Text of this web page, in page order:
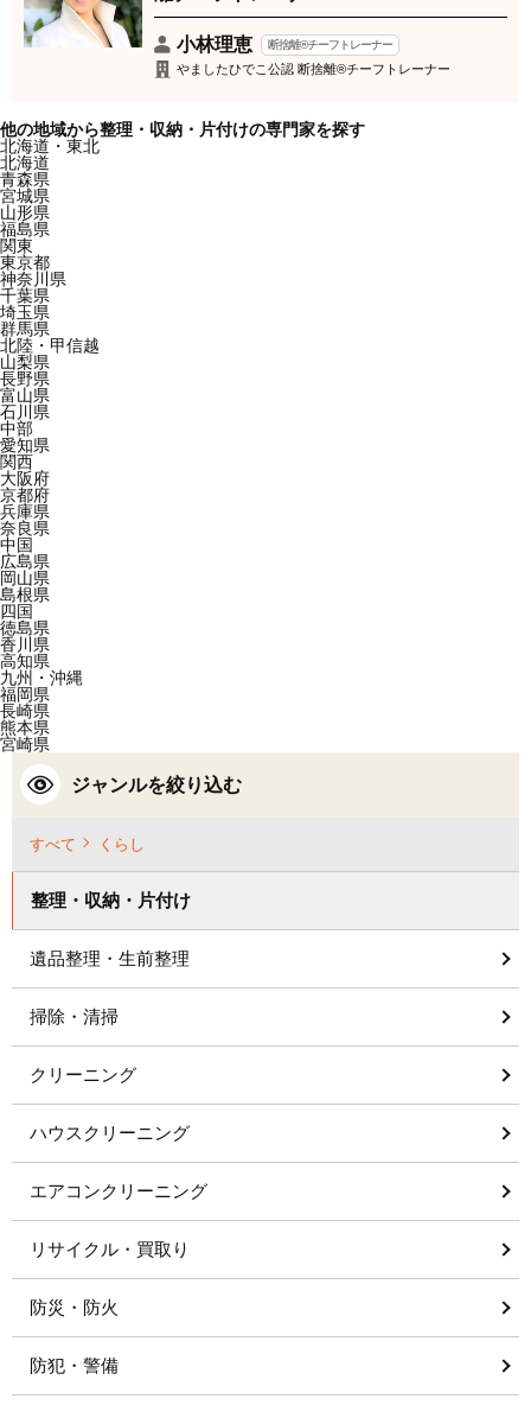
小林理恵 断捨離®チーフトレーナー
やましたひでこ公認 断捨離®チーフトレーナー
他の地域から整理・収納・片付けの専門家を探す
北海道・東北
北海道
青森県
宮城県
山形県
福島県
関東
東京都
神奈川県
千葉県
埼玉県
群馬県
北陸・甲信越
山梨県
長野県
富山県
石川県
中部
愛知県
関西
大阪府
京都府
兵庫県
奈良県
中国
広島県
岡山県
島根県
四国
徳島県
香川県
高知県
九州・沖縄
福岡県
長崎県
熊本県
宮崎県
ジャンルを絞り込む
すべて くらし
整理・収納・片付け
遺品整理・生前整理
掃除・清掃
クリーニング
ハウスクリーニング
エアコンクリーニング
リサイクル・買取り
防災・防火
防犯・警備